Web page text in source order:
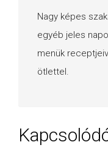
Nagy képes
egyéb jeles
menük
ötlettel.